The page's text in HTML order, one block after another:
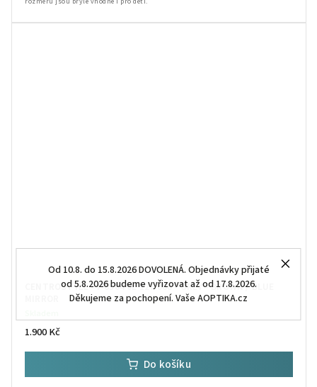
Od 10.8. do 15.8.2026 DOVOLENÁ. Objednávky přijaté
od 5.8.2026 budeme vyřizovat až od 17.8.2026.
Děkujeme za pochopení. Vaše AOPTIKA.cz
CENTROSTYLE - F 0504 0L 127 008 - GREY - BROWN / BLUE
1.900 Kč
Do košíku